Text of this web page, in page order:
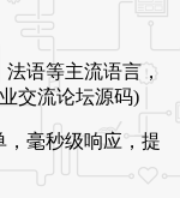
语等主流语言，
交流论坛源码)
毫秒级响应，提